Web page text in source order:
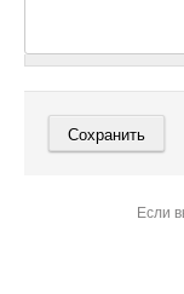
Если